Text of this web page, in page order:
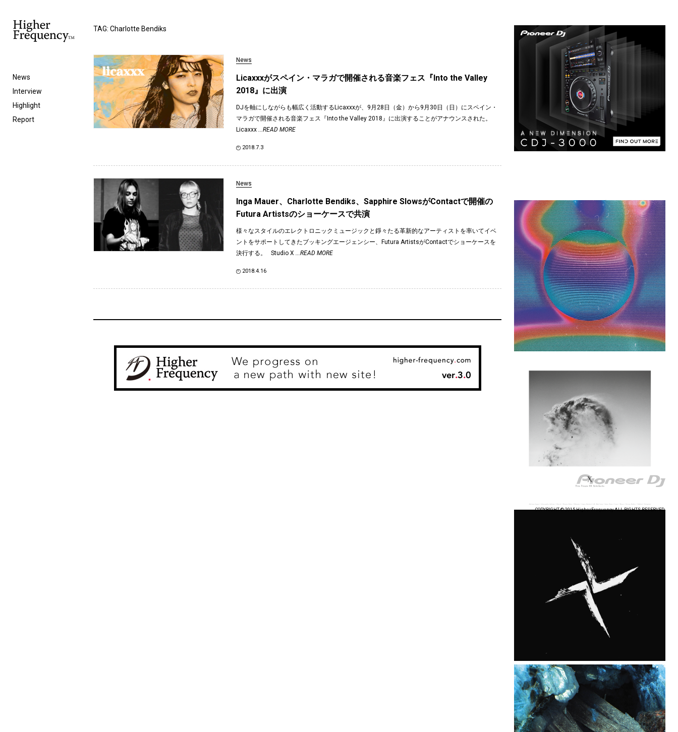
News
Interview
Highlight
Report
TAG: Charlotte Bendiks
News
Licaxxxがスペイン・マラガで開催される音楽フェス『Into the Valley
2018』に出演
DJを軸にしながらも幅広く活動するLicaxxxが、9月28日（金）から9月30日（日）にスペイン・
マラガで開催される音楽フェス『Into the Valley 2018』に出演することがアナウンスされた。
Licaxxx...READ MORE
2018.7.3
News
Inga Mauer、Charlotte Bendiks、Sapphire SlowsがContactで開催の
Futura Artistsのショーケースで共演
様々なスタイルのエレクトロニックミュージックと錚々たる革新的なアーティストを率いてイベ
ントをサポートしてきたブッキングエージェンシー、Futura ArtistsがContactでショーケースを
決行する。 Studio X
...READ MORE
2018.4.16
COPYRIGHT © 2015 HigherFrequency ALL RIGHTS RESERVED.